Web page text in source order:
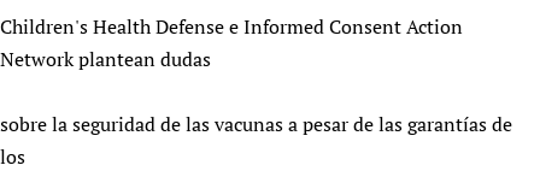
Children's Health Defense e Informed Consent Action
Network plantean dudas
sobre la seguridad de las vacunas a pesar de las garantías de
los